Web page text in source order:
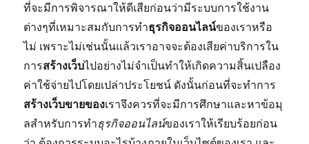
ที่จะมีการพิจารณาให้ดีเสียก่อนว่ามีระบบการใช้งาน
ต่างๆที่เหมาะสมกับการทำธุรกิจออนไลน์ของเราหรือ
ไม่ เพราะไม่เช่นนั้นแล้วเราอาจจะต้องเสียค่าบริการใน
การสร้างเว็บไปอย่างไม่จำเป็นทำให้เกิดความสิ้นเปลือง
ค่าใช้จ่ายไปโดยเปล่าประโยชน์ ดังนั้นก่อนที่จะทำการ
สร้างเว็บขายของเราจึงควรที่จะมีการศึกษาและหาข้อมุ
ลสำหรับการทำธุรกิจออนไลน์ของเราให้เรียบร้อยก่อน